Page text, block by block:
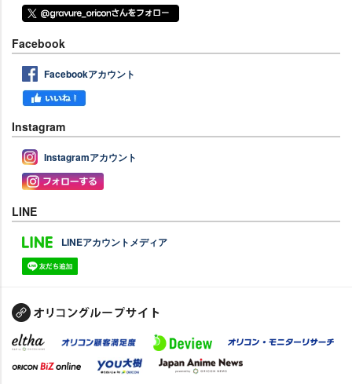
Facebook
Facebookアカウント
Instagram
Instagramアカウント
LINE
LINEアカウントメディア